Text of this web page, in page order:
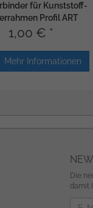
für Kunststoff-
Profil ART
1,00 € *
Mehr Informationen
Die
damit